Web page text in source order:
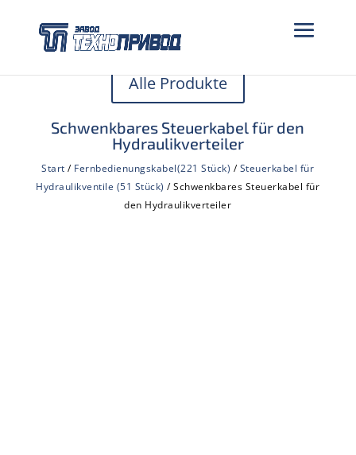
Alle Produkte
Schwenkbares Steuerkabel für den
Hydraulikverteiler
Start / Fernbedienungskabel(221 Stück) /Steuerkabel für
Hydraulikventile (51 Stück) / Schwenkbares Steuerkabel für
den Hydraulikverteiler